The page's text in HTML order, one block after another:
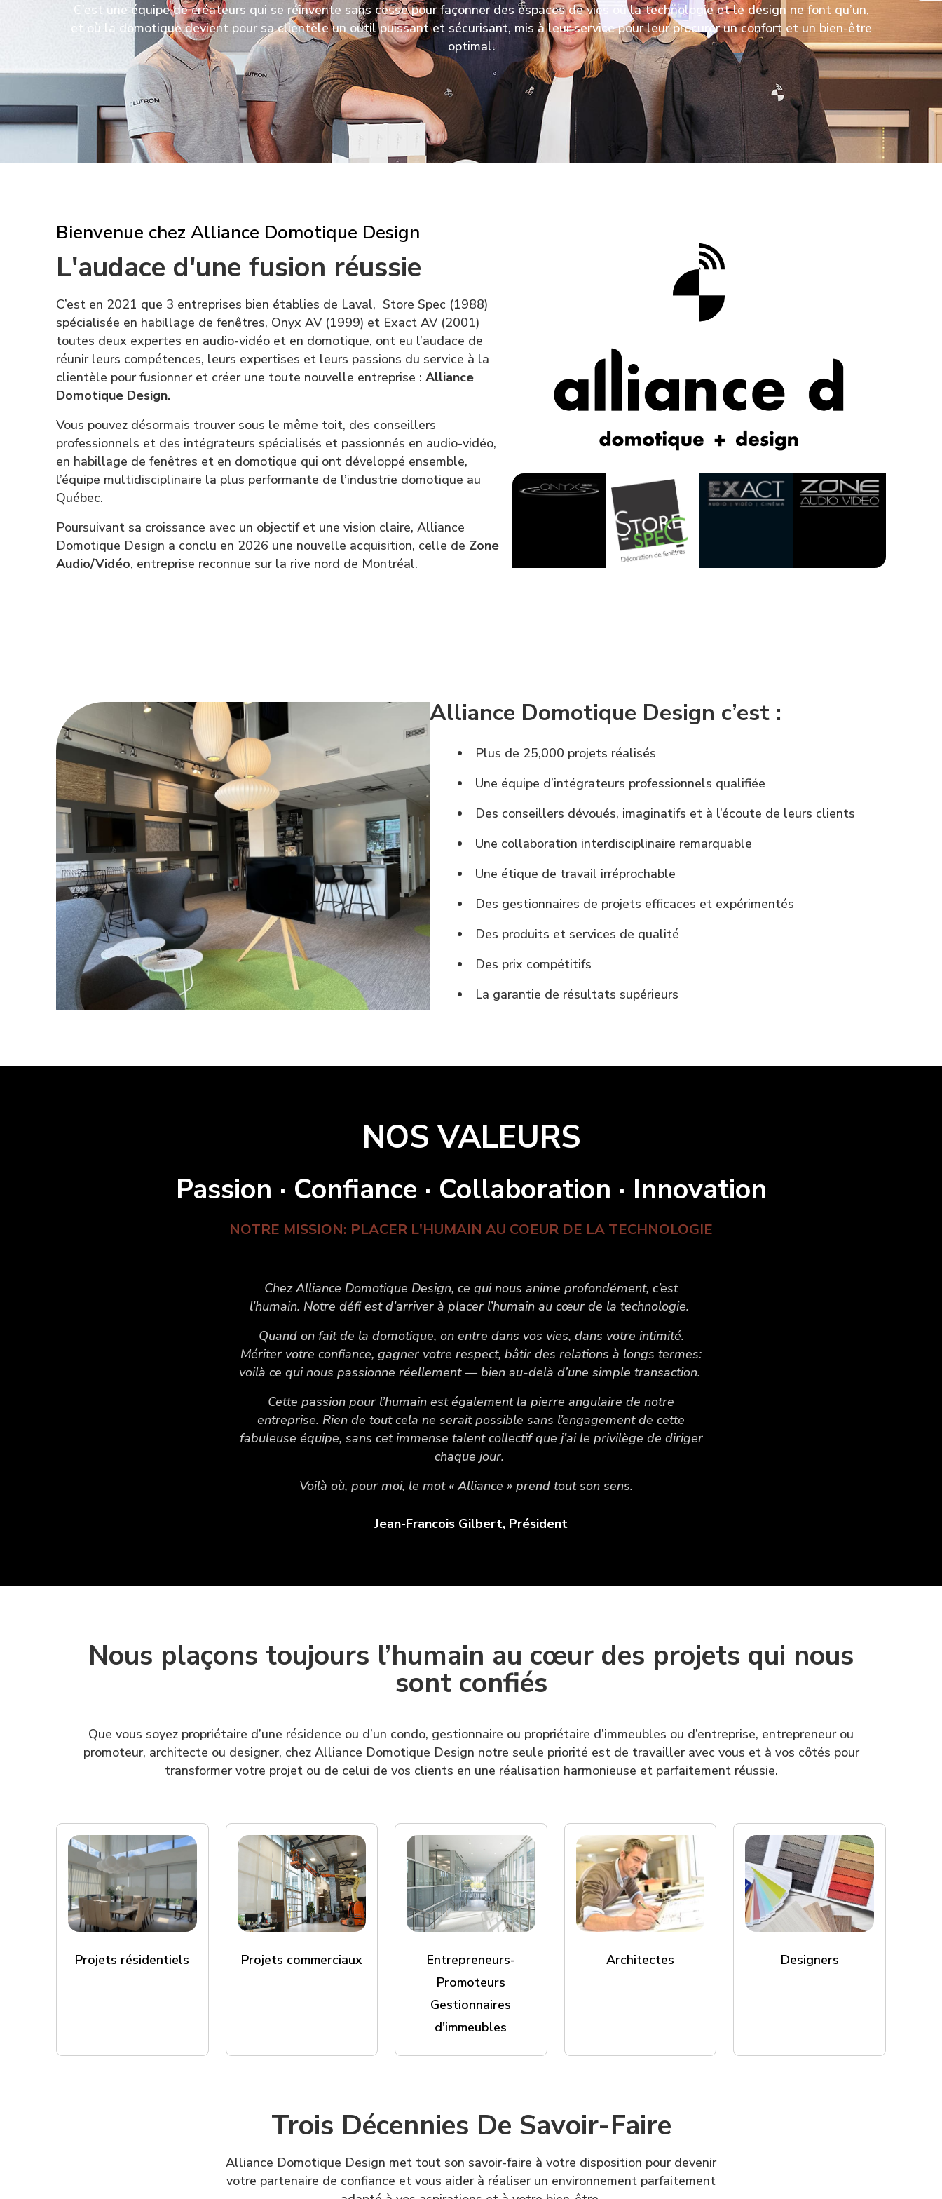
C’est une équipe de créateurs qui se réinvente sans cesse pour façonner des espaces de vies où la technologie et le design ne font qu’un,
et où la domotique devient pour sa clientèle un outil puissant et sécurisant, mis à leur service pour leur procurer un confort et un bien-être
optimal.
Bienvenue chez Alliance Domotique Design
L'audace d'une fusion réussie
C’est en 2021 que 3 entreprises bien établies de Laval, Store Spec (1988)
spécialisée en habillage de fenêtres, Onyx AV (1999) et Exact AV (2001)
toutes deux expertes en audio-vidéo et en domotique, ont eu l’audace de
réunir leurs compétences, leurs expertises et leurs passions du service à la
clientèle pour fusionner et créer une toute nouvelle entreprise :Alliance
Domotique Design.
Vous pouvez désormais trouver sous le même toit, des conseillers
professionnels et des intégrateurs spécialisés et passionnés en audio-vidéo,
en habillage de fenêtres et en domotique qui ont développé ensemble,
l’équipe multidisciplinaire la plus performante de l’industrie domotique au
Québec.
Poursuivant sa croissance avec un objectif et une vision claire, Alliance
Domotique Design a conclu en 2026 une nouvelle acquisition, celle de Zone
Audio/Vidéo, entreprise reconnue sur la rive nord de Montréal.
Alliance Domotique Design c’est :
Plus de 25,000 projets réalisés
Une équipe d’intégrateurs professionnels qualifiée
Des conseillers dévoués, imaginatifs et à l’écoute de leurs clients
Une collaboration interdisciplinaire remarquable
Une étique de travail irréprochable
Des gestionnaires de projets efficaces et expérimentés
Des produits et services de qualité
Des prix compétitifs
La garantie de résultats supérieurs
NOS VALEURS
Passion · Confiance · Collaboration · Innovation
NOTRE MISSION: PLACER L'HUMAIN AU COEUR DE LA TECHNOLOGIE
Chez Alliance Domotique Design, ce qui nous anime profondément, c’est
l’humain. Notre défi est d’arriver à placer l’humain au cœur de la technologie.
Quand on fait de la domotique, on entre dans vos vies, dans votre intimité.
Mériter votre confiance, gagner votre respect, bâtir des relations à longs termes:
voilà ce qui nous passionne réellement — bien au-delà d’une simple transaction.
Cette passion pour l’humain est également la pierre angulaire de notre
entreprise. Rien de tout cela ne serait possible sans l’engagement de cette
fabuleuse équipe, sans cet immense talent collectif que j’ai le privilège de diriger
chaque jour.
Voilà où, pour moi, le mot « Alliance » prend tout son sens.
Jean-Francois Gilbert, Président
Nous plaçons toujours l’humain au cœur des projets qui nous
sont confiés
Que vous soyez propriétaire d’une résidence ou d’un condo, gestionnaire ou propriétaire d’immeubles ou d’entreprise, entrepreneur ou
promoteur, architecte ou designer, chez Alliance Domotique Design notre seule priorité est de travailler avec vous et à vos côtés pour
transformer votre projet ou de celui de vos clients en une réalisation harmonieuse et parfaitement réussie.
Projets résidentiels Projets commerciaux
Entrepreneurs-
Promoteurs
Gestionnaires
d'immeubles
Architectes Designers
Trois Décennies De Savoir-Faire
Alliance Domotique Design met tout son savoir-faire à votre disposition pour devenir
votre partenaire de confiance et vous aider à réaliser un environnement parfaitement